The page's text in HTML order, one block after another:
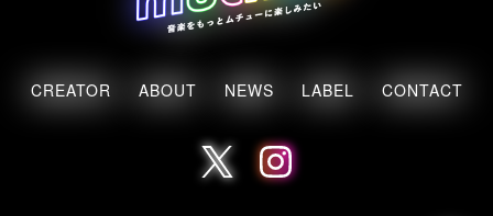
CREATOR ABOUT NEWS LABEL CONTACT